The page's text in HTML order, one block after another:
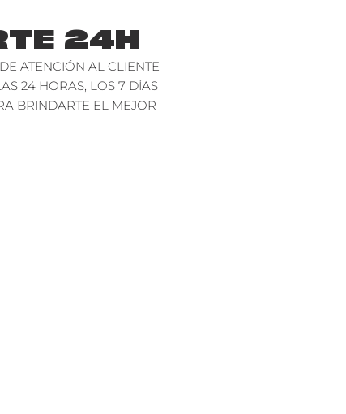
24H
ATENCIÓN AL CLIENTE
24 HORAS, LOS 7 DÍAS
BRINDARTE EL MEJOR